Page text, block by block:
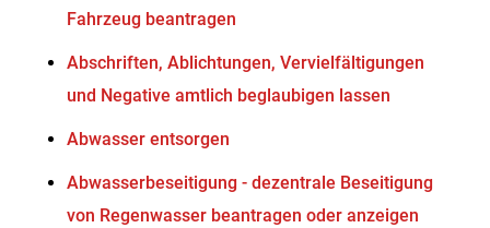
Fahrzeug beantragen
Abschriften, Ablichtungen, Vervielfältigungen
und Negative amtlich beglaubigen lassen
Abwasser entsorgen
Abwasserbeseitigung - dezentrale Beseitigung
von Regenwasser beantragen oder anzeigen